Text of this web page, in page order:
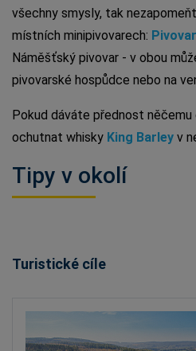
všechny smysly, tak
místních minipivovarech:
Náměšťský pivovar - v obou
pivovarské hospůdce nebo na
Pokud dáváte přednost
ochutnat whisky King Barley v
Tipy v okolí
Turistické cíle